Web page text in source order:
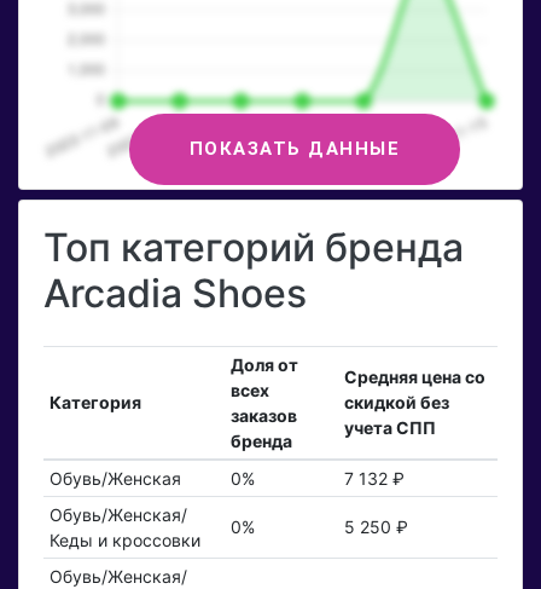
ПОКАЗАТЬ ДАННЫЕ
Топ категорий бренда
Arcadia Shoes
Категория
Доля от
всех
заказов
бренда
Средняя цена со
скидкой без
учета СПП
Обувь/Женская 0%
7 132 ₽
Обувь/Женская/
Кеды и кроссовки
0% 5 250 ₽
Обувь/Женская/